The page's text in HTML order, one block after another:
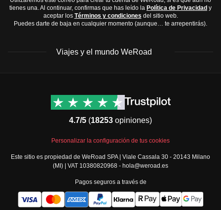
tienes una. Al continuar, confirmas que has leído la Política de Privacidad y
aceptar los Términos y condiciones del sitio web.
Puedes darte de baja en cualquier momento (aunque… te arrepentirás).
Viajes y el mundo WeRoad
América del Norte
Oriente Medio
España y Portugal
Todos los destinos
Contacto
Términos y condiciones
Condiciones generales
Política de cookies
Security
Governance
4.7/5 (18253 opiniones)
Personalizar la configuración de tus cookies
Este sitio es propiedad de WeRoad SPA | Viale Cassala 30 - 20143 Milano
(MI) | VAT 10380820968 - hola@weroad.es
Pagos seguros a través de